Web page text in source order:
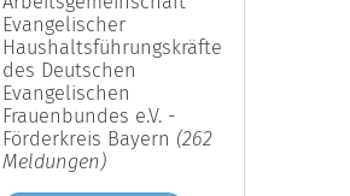
Evangelischer
Haushaltsführungskräfte
des Deutschen
Evangelischen
Frauenbundes e.V. -
Förderkreis Bayern (262
Meldungen)